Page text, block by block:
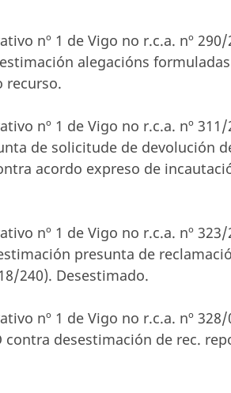
nº 1 de Vigo no r.c.a. nº
alegacións
recurso.
nº 1 de Vigo no r.c.a. nº
de solicitude de devolución
acordo expreso de
nº 1 de Vigo no r.c.a. nº
presunta de
240). Desestimado.
nº 1 de Vigo no r.c.a. nº
contra desestimación de rec.